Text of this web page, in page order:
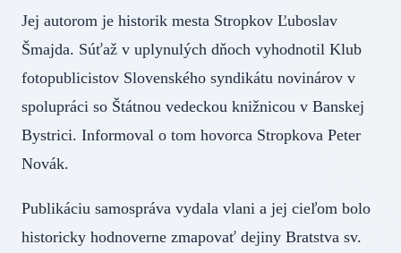
Jej autorom je historik mesta Stropkov Ľuboslav
Šmajda. Súťaž v uplynulých dňoch vyhodnotil Klub
fotopublicistov Slovenského syndikátu novinárov v
spolupráci so Štátnou vedeckou knižnicou v Banskej
Bystrici. Informoval o tom hovorca Stropkova Peter
Novák.
Publikáciu samospráva vydala vlani a jej cieľom bolo
historicky hodnoverne zmapovať dejiny Bratstva sv.